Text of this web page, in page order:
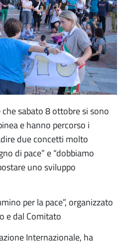
sabato 8 ottobre si sono
e hanno percorso i
due concetti molto
di pace” e “dobbiamo
uno sviluppo
per la pace”, organizzato
e dal Comitato
Internazionale, ha